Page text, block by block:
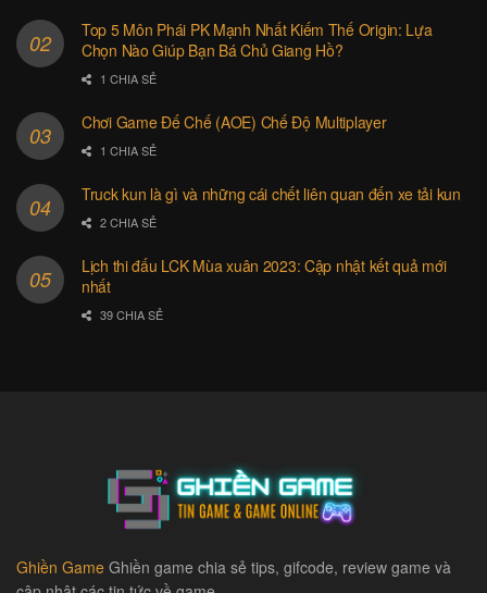
Top 5 Môn Phái PK Mạnh Nhất Kiếm Thế Origin: Lựa
Chọn Nào Giúp Bạn Bá Chủ Giang Hồ?
1 CHIA SẺ
Chơi Game Đế Chế (AOE) Chế Độ Multiplayer
1 CHIA SẺ
Truck kun là gì và những cái chết liên quan đến xe tải kun
2 CHIA SẺ
Lịch thi đấu LCK Mùa xuân 2023: Cập nhật kết quả mới
nhất
39 CHIA SẺ
Ghiền Game Ghiền game chia sẻ tips, gifcode, review game và